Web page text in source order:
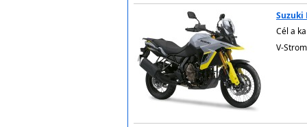
Suzuki
Cél a
V-